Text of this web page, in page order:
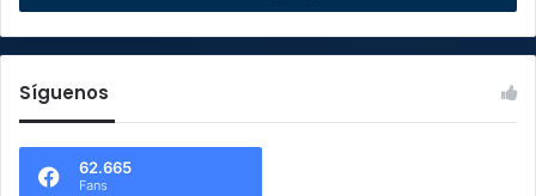
Síguenos
62.665
Fans